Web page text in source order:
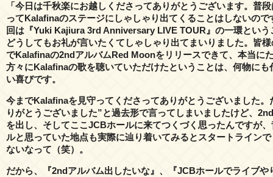
「今日は千秋楽にお越しくださってありがとうございます。普
ってKalafinaのステージにしゃしゃり出てくることはしないので
回は『Yuki Kajiura 3rd Anniversary LIVE TOUR』の一環という
どうしてもお礼が言いたくてしゃしゃり出てまいりました。皆
でKalafinaの2ndアルバムRed Moonをリリースできて、本当に
方々にKalafinaの歌を聴いていただけたということは、何物にも
い喜びです。
今までKalafinaを見守ってくださってありがとうございました。
りがとうございました”と過去形で言ってしまいましたけど、
を出し、そしてここJCBホールに来てつくづく思ったんですが
ルと思っていた地点も実際に辿り着いてみるとスタートライン
ないなって（笑）。
だから、『2ndアルバム出したいな』、『JCBホールでライブや